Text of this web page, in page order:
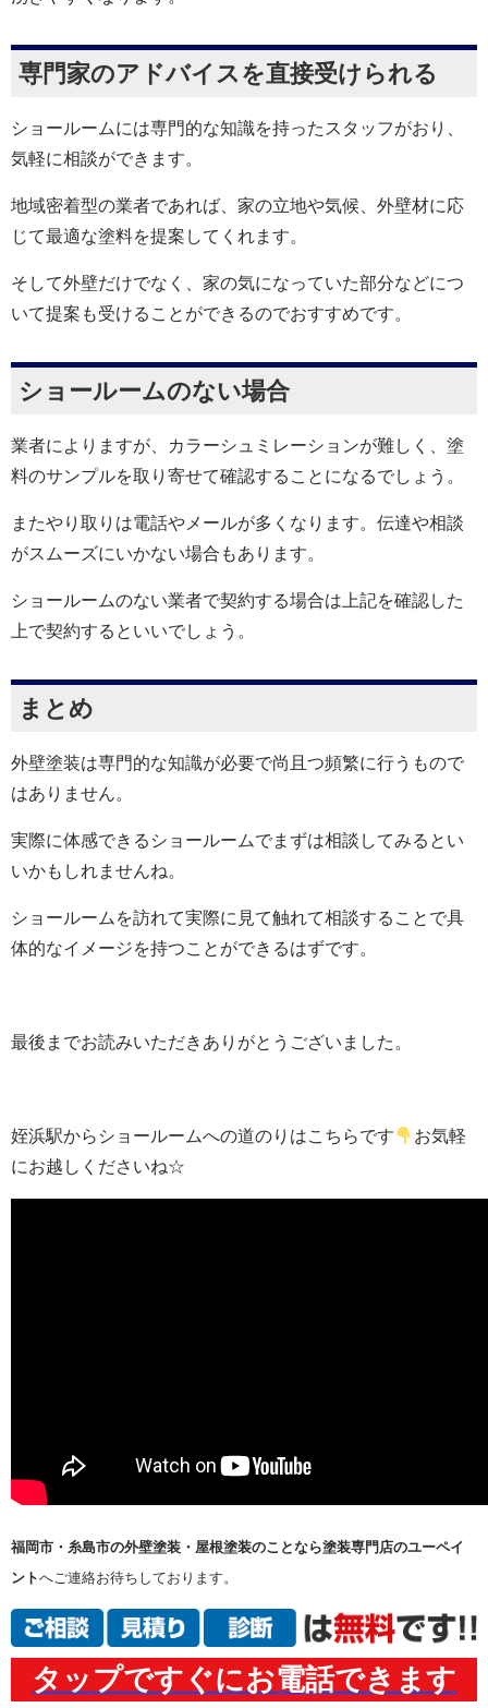
専門家のアドバイスを直接受けられる
ショールームには専門的な知識を持ったスタッフがおり、
気軽に相談ができます。
地域密着型の業者であれば、家の立地や気候、外壁材に応
じて最適な塗料を提案してくれます。
そして外壁だけでなく、家の気になっていた部分などにつ
いて提案も受けることができるのでおすすめです。
ショールームのない場合
業者によりますが、カラーシュミレーションが難しく、塗
料のサンプルを取り寄せて確認することになるでしょう。
またやり取りは電話やメールが多くなります。伝達や相談
がスムーズにいかない場合もあります。
ショールームのない業者で契約する場合は上記を確認した
上で契約するといいでしょう。
まとめ
外壁塗装は専門的な知識が必要で尚且つ頻繁に行うもので
はありません。
実際に体感できるショールームでまずは相談してみるとい
いかもしれませんね。
ショールームを訪れて実際に見て触れて相談することで具
体的なイメージを持つことができるはずです。
最後までお読みいただきありがとうございました。
姪浜駅からショールームへの道のりはこちらです
お気軽
にお越しくださいね☆
福岡市・糸島市の外壁塗装・屋根塗装のことなら塗装専門店のユーペイ
ントへご連絡お待ちしております。
タップですぐにお電話できます